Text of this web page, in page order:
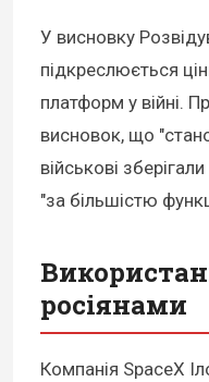
У висновку
підкреслюється
платформ у війні.
висновок, що
військові
"за більшістю
росіянами
Компанія SpaceX